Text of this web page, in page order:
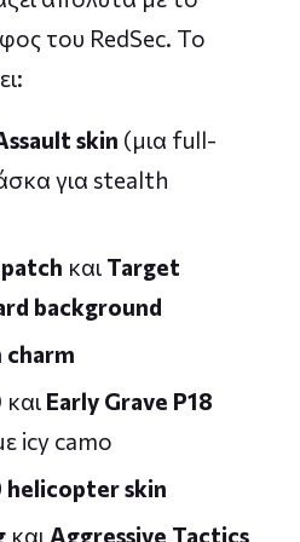
του RedSec. Το
skin (μια full-
για stealth
και Target
background
charm
και Early Grave P18
icy camo
helicopter skin
και Aggressive Tactics